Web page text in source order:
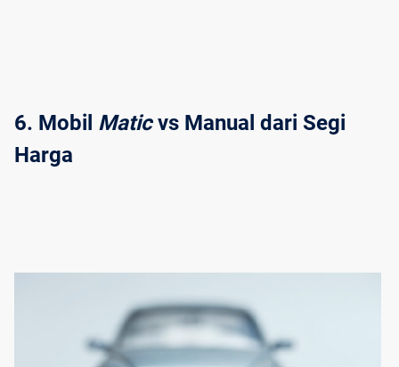
6. Mobil Matic vs Manual dari Segi
Harga